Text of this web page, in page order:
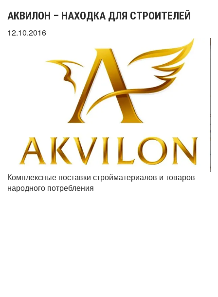
АКВИЛОН – НАХОДКА ДЛЯ СТРОИТЕЛЕЙ
12.10.2016
Комплексные поставки стройматериалов и товаров
народного потребления